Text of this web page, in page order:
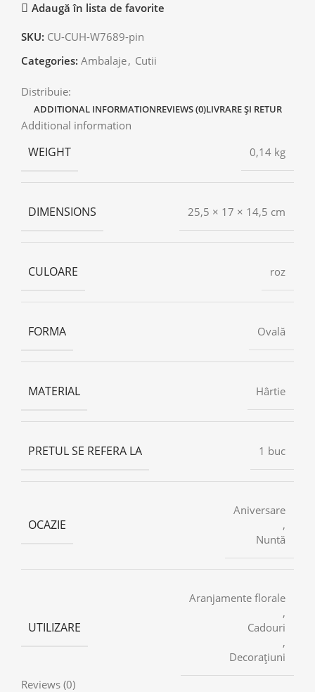
Adaugă în lista de favorite
SKU: CU-CUH-W7689-pin
Categories: Ambalaje, Cutii
Distribuie:
ADDITIONAL INFORMATIONREVIEWS (0)LIVRARE ȘI RETUR
Additional information
WEIGHT 0,14 kg
DIMENSIONS 25,5 × 17 × 14,5 cm
CULOARE roz
FORMA Ovală
MATERIAL Hârtie
PRETUL SE REFERA LA 1 buc
OCAZIE
Aniversare
,
Nuntă
UTILIZARE
Aranjamente florale
,
Cadouri
,
Decorațiuni
Reviews (0)